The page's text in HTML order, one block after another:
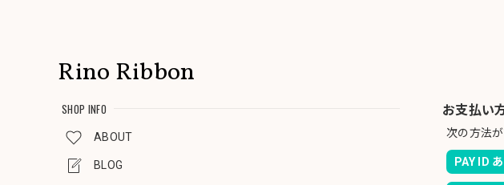
Rino Ribbon
SHOP INFO
ABOUT
BLOG
お支払い
次の方法
PAY ID